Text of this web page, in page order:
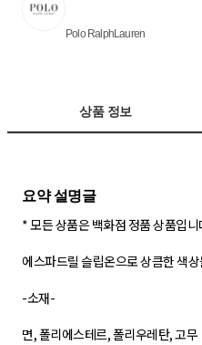
Polo RalphLauren
상품 정보
요약 설명글
* 모든 상품은 백화점 정품 상품입
에스파드릴 슬립온으로 상큼한 색
-소재-
면, 폴리에스테르, 폴리우레탄, 고무